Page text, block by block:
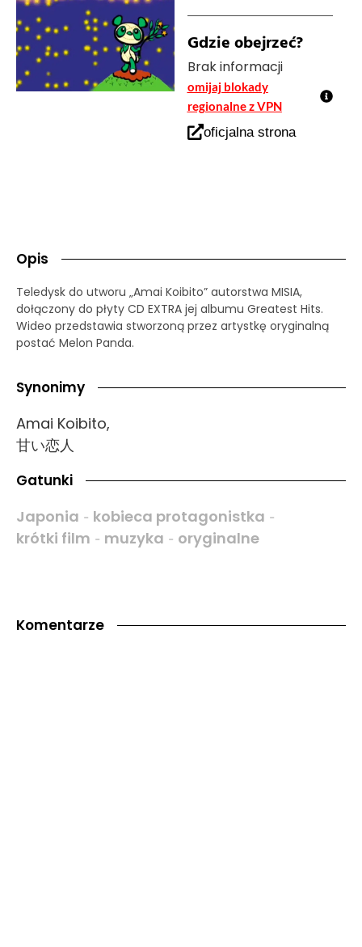
Gdzie obejrzeć?
Brak informacji
omijaj blokady
regionalne z VPN
oficjalna strona
Opis
Teledysk do utworu „Amai Koibito” autorstwa MISIA,
dołączony do płyty CD EXTRA jej albumu Greatest Hits.
Wideo przedstawia stworzoną przez artystkę oryginalną
postać Melon Panda.
Synonimy
Amai Koibito,
甘い恋人
Gatunki
Japonia - kobieca protagonistka -
krótki film - muzyka - oryginalne
Komentarze